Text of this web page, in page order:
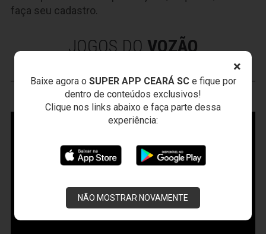
×
Baixe agora o SUPER APP CEARÁ SCe fique por
dentro de conteúdos exclusivos!
Clique nos links abaixo e faça parte dessa
experiência:
NÃO MOSTRAR NOVAMENTE
faça seu cadastro.
JOGOS DOVOZÃO
VOZÃOTV